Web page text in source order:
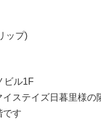
ップ)
ビル1F
ステイズ日暮里様の
です